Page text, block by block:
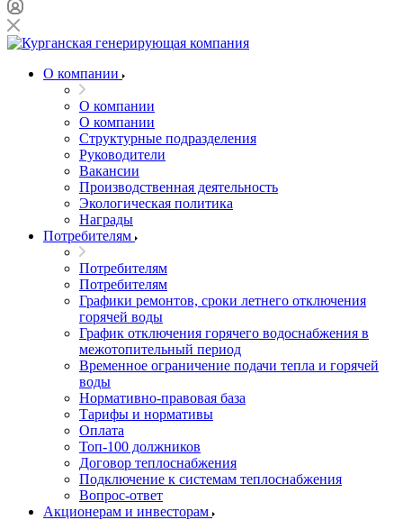
О компании
О компании
О компании
Структурные подразделения
Руководители
Вакансии
Производственная деятельность
Экологическая политика
Награды
Потребителям
Потребителям
Потребителям
Графики ремонтов, сроки летнего отключения
горячей воды
График отключения горячего водоснабжения в
межотопительный период
Временное ограничение подачи тепла и горячей
воды
Нормативно-правовая база
Тарифы и нормативы
Оплата
Топ-100 должников
Договор теплоснабжения
Подключение к системам теплоснабжения
Вопрос-ответ
Акционерам и инвесторам